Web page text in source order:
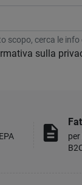
scopo, cerca le
sulla
description